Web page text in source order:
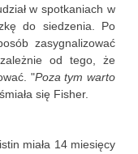
w spotkaniach w
do siedzenia. Po
zasygnalizować
od tego, że
"Poza tym warto
się Fisher.
miała 14 miesięcy